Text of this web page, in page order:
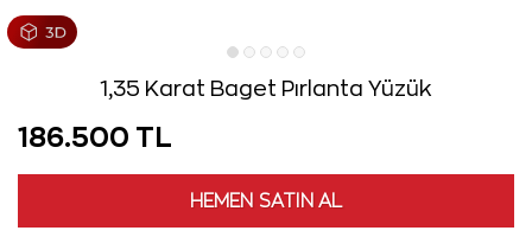
1,35 Karat Baget Pırlanta Yüzük
186.500 TL
HEMEN SATIN AL